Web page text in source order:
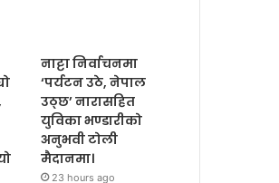
नाट्टा निर्वाचनमा
‘पर्यटन उठे, नेपाल
उठ्छ’ नारासहित
युविका भण्डारीको
अनुभवी टोली
मैदानमा।
23 hours ago